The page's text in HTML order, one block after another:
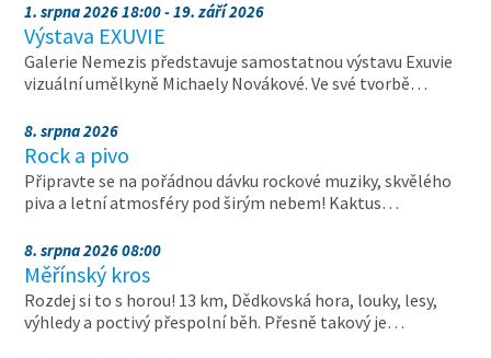
1. srpna 2026 18:00 - 19. září 2026
Výstava EXUVIE
Galerie Nemezis představuje samostatnou výstavu Exuvie
vizuální umělkyně Michaely Novákové. Ve své tvorbě…
8. srpna 2026
Rock a pivo
Připravte se na pořádnou dávku rockové muziky, skvělého
piva a letní atmosféry pod širým nebem! Kaktus…
8. srpna 2026 08:00
Měřínský kros
Rozdej si to s horou! 13 km, Dědkovská hora, louky, lesy,
výhledy a poctivý přespolní běh. Přesně takový je…